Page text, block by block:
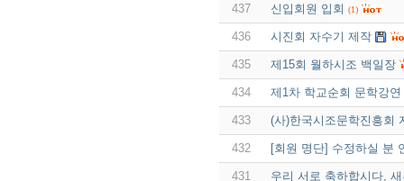
437 신입회원 입회 (1)
436 시진회 자수기 제작
435 제15회 월하시조 백일장
434 제1차 학교순회 문학강
433 (사)한국시조문학진흥회
432 [회원 명단] 수정하실 분
431 우리 서로 축하합시다,